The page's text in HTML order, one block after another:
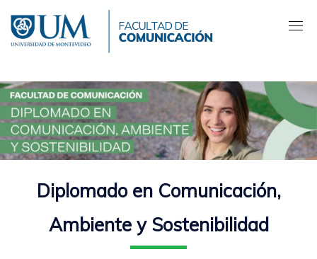
contenido
principal
Diplomado en Comunicación,
Ambiente y Sostenibilidad